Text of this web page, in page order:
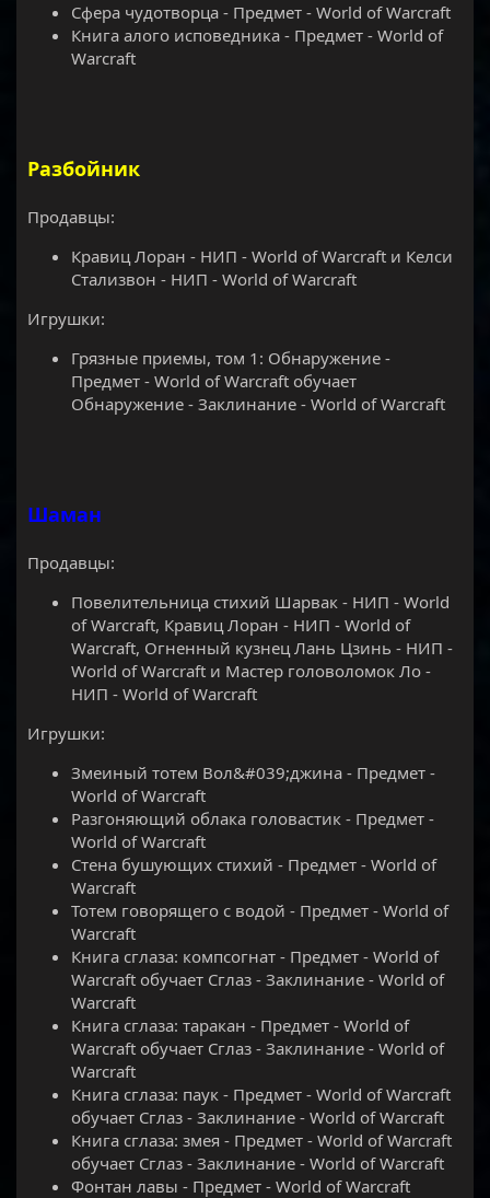
Сфера чудотворца - Предмет - World of Warcraft
Книга алого исповедника - Предмет - World of
Warcraft
Разбойник
Продавцы:
Кравиц Лоран - НИП - World of Warcraft и Келси
Стализвон - НИП - World of Warcraft
Игрушки:
Грязные приемы, том 1: Обнаружение -
Предмет - World of Warcraft обучает
Обнаружение - Заклинание - World of Warcraft
Шаман
Продавцы:
Повелительница стихий Шарвак - НИП - World
of Warcraft, Кравиц Лоран - НИП - World of
Warcraft, Огненный кузнец Лань Цзинь - НИП -
World of Warcraft и Мастер головоломок Ло -
НИП - World of Warcraft
Игрушки:
Змеиный тотем Вол&#039;джина - Предмет -
World of Warcraft
Разгоняющий облака головастик - Предмет -
World of Warcraft
Стена бушующих стихий - Предмет - World of
Warcraft
Тотем говорящего с водой - Предмет - World of
Warcraft
Книга сглаза: компсогнат - Предмет - World of
Warcraft обучает Сглаз - Заклинание - World of
Warcraft
Книга сглаза: таракан - Предмет - World of
Warcraft обучает Сглаз - Заклинание - World of
Warcraft
Книга сглаза: паук - Предмет - World of Warcraft
обучает Сглаз - Заклинание - World of Warcraft
Книга сглаза: змея - Предмет - World of Warcraft
обучает Сглаз - Заклинание - World of Warcraft
Фонтан лавы - Предмет - World of Warcraft